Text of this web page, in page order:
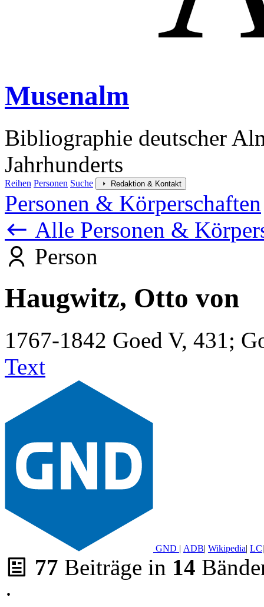
Musenalm
Bibliographie deutscher
Jahrhunderts
Reihen Personen Suche Redaktion & Kontakt
Personen & Körperschaften
Alle Personen &
Person
Haugwitz, Otto von
1767-1842 Goed V, 431;
Text
GND | ADB| Wikipedia| LC|
77 Beiträge in 14
·